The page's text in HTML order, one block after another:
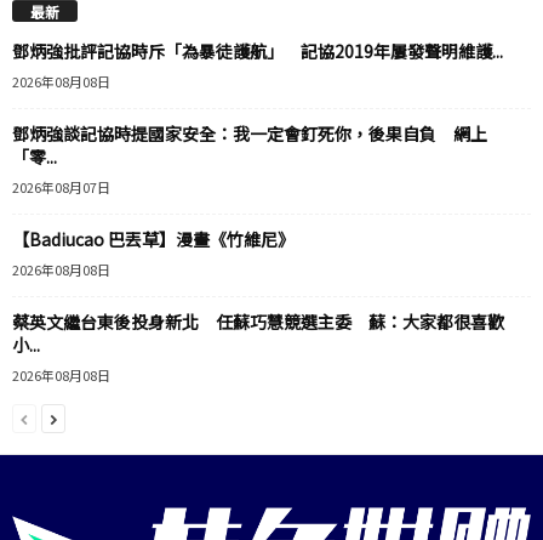
最新
鄧炳強批評記協時斥「為暴徒護航」 記協2019年屢發聲明維護...
2026年08月08日
鄧炳強談記協時提國家安全：我一定會釘死你，後果自負 網上
「零...
2026年08月07日
【Badiucao 巴丟草】漫畫《竹維尼》
2026年08月08日
蔡英文繼台東後投身新北 任蘇巧慧競選主委 蘇：大家都很喜歡
小...
2026年08月08日